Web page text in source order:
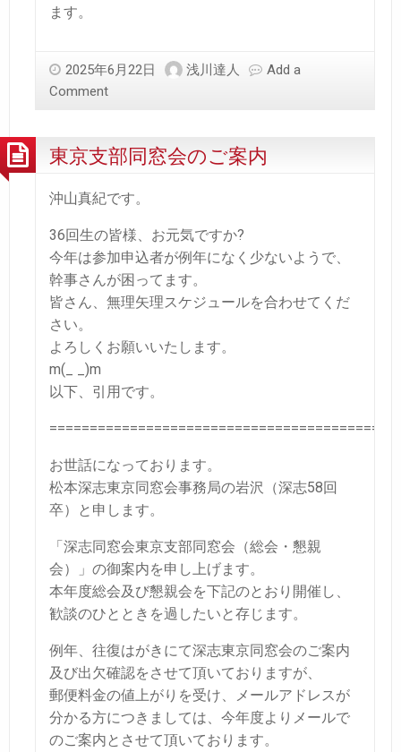
ます。
2025年6月22日 浅川達人
Add a
Comment
東京支部同窓会のご案内
沖山真紀です。
36回生の皆様、お元気ですか?
今年は参加申込者が例年になく少ないようで、
幹事さんが困ってます。
皆さん、無理矢理スケジュールを合わせてくだ
さい。
よろしくお願いいたします。
m(_ _)m
以下、引用です。
===========================================
お世話になっております。
松本深志東京同窓会事務局の岩沢（深志58回
卒）と申します。
「深志同窓会東京支部同窓会（総会・懇親
会）」の御案内を申し上げます。
本年度総会及び懇親会を下記のとおり開催し、
歓談のひとときを過したいと存じます。
例年、往復はがきにて深志東京同窓会のご案内
及び出欠確認をさせて頂いておりますが、
郵便料金の値上がりを受け、メールアドレスが
分かる方につきましては、今年度よりメールで
のご案内とさせて頂いております。